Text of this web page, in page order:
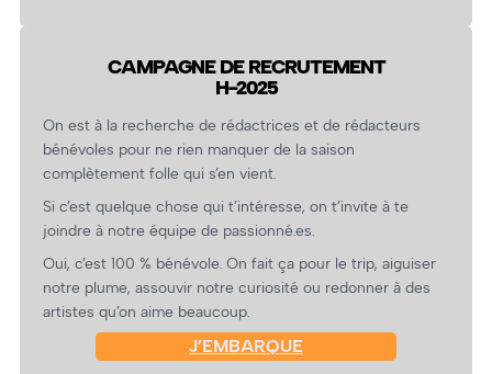
CAMPAGNE DE RECRUTEMENT
H-2025
On est à la recherche de rédactrices et de rédacteurs
bénévoles pour ne rien manquer de la saison
complètement folle qui s’en vient.
Si c’est quelque chose qui t’intéresse, on t’invite à te
joindre à notre équipe de passionné.es.
Oui, c’est 100 % bénévole. On fait ça pour le trip, aiguiser
notre plume, assouvir notre curiosité ou redonner à des
artistes qu’on aime beaucoup.
J’EMBARQUE